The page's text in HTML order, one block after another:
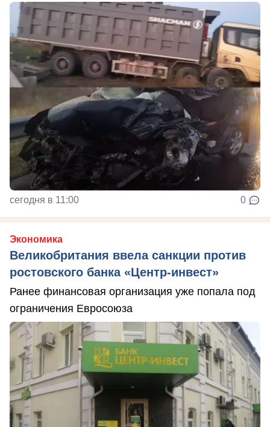
сегодня в 11:00 0
Экономика
Великобритания ввела санкции против
ростовского банка «Центр-инвест»
Ранее финансовая организация уже попала под
ограничения Евросоюза